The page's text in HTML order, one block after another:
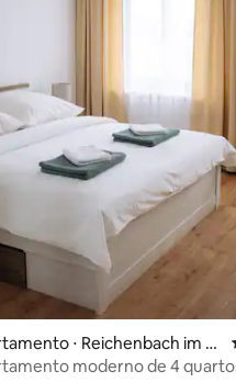
média de 5, 11 avaliações
⋅ Reichenbach im V
moderno de 4